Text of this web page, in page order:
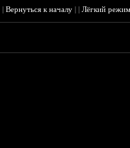
|Вернуться к началу ||Лёгкий